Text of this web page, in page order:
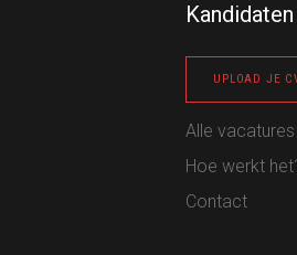
Kandidaten
UPLOAD JE
Alle vacatures
Hoe werkt
Contact